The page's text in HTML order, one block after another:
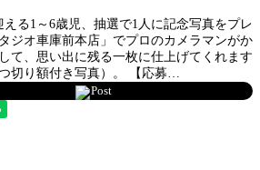
る1～6歳児、抽選で1人に記念写真をプレ
ジオ車庫前本店」でプロのカメラマンがか
て、思い出に残る一枚に仕上げてくれます
切り額付き写真）。 【応募…
Post